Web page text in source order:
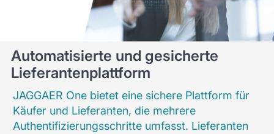
Automatisierte und gesicherte
Lieferantenplattform
JAGGAER One bietet eine sichere Plattform für
Käufer und Lieferanten, die mehrere
Authentifizierungsschritte umfasst. Lieferanten